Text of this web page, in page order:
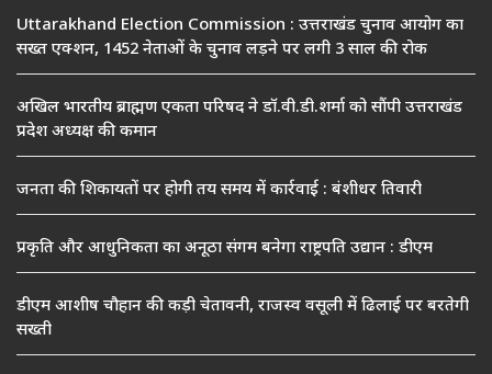
Uttarakhand Election Commission : उत्तराखंड चुनाव आयोग का
सख्त एक्शन, 1452 नेताओं के चुनाव लड़ने पर लगी 3 साल की रोक
अखिल भारतीय ब्राह्मण एकता परिषद ने डॉ.वी.डी.शर्मा को सौंपी उत्तराखंड
प्रदेश अध्यक्ष की कमान
जनता की शिकायतों पर होगी तय समय में कार्रवाई : बंशीधर तिवारी
प्रकृति और आधुनिकता का अनूठा संगम बनेगा राष्ट्रपति उद्यान : डीएम
डीएम आशीष चौहान की कड़ी चेतावनी, राजस्व वसूली में ढिलाई पर बरतेगी
सख्ती